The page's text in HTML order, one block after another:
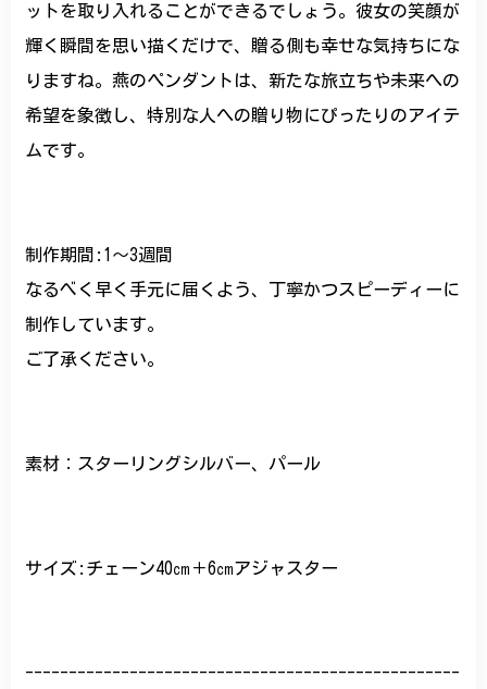
ットを取り入れることができるでしょう。彼女の笑顔が
輝く瞬間を思い描くだけで、贈る側も幸せな気持ちにな
りますね。燕のペンダントは、新たな旅立ちや未来への
希望を象徴し、特別な人への贈り物にぴったりのアイテ
ムです。
制作期間:1〜3週間
なるべく早く手元に届くよう、丁寧かつスピーディーに
制作しています。
ご了承ください。
素材：スターリングシルバー、パール
サイズ:チェーン40㎝＋6㎝アジャスター
--------------------------------------------------